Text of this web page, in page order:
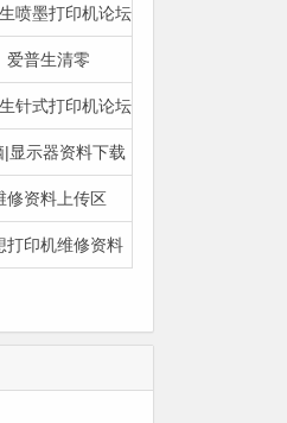
喷墨打印机论坛
爱普生清零
针式打印机论坛
|显示器资料下载
修资料上传区
打印机维修资料